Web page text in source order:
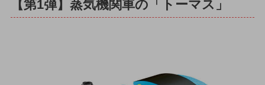
【第1弾】蒸気機関車の「トーマス」